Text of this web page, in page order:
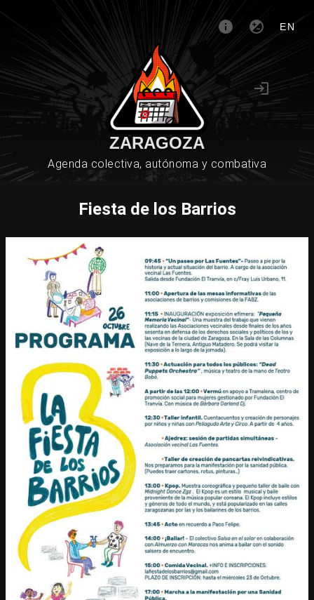
EN
ZARAGOZA
Agenda colectiva, autónoma y combativa
Fiesta de los Barrios